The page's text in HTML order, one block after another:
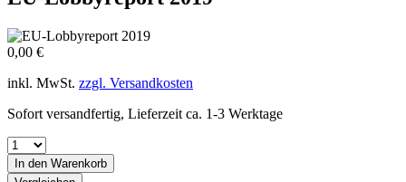
0,00 €
inkl. MwSt. zzgl. Versandkosten
Sofort versandfertig, Lieferzeit ca. 1-3 Werktage
In den Warenkorb